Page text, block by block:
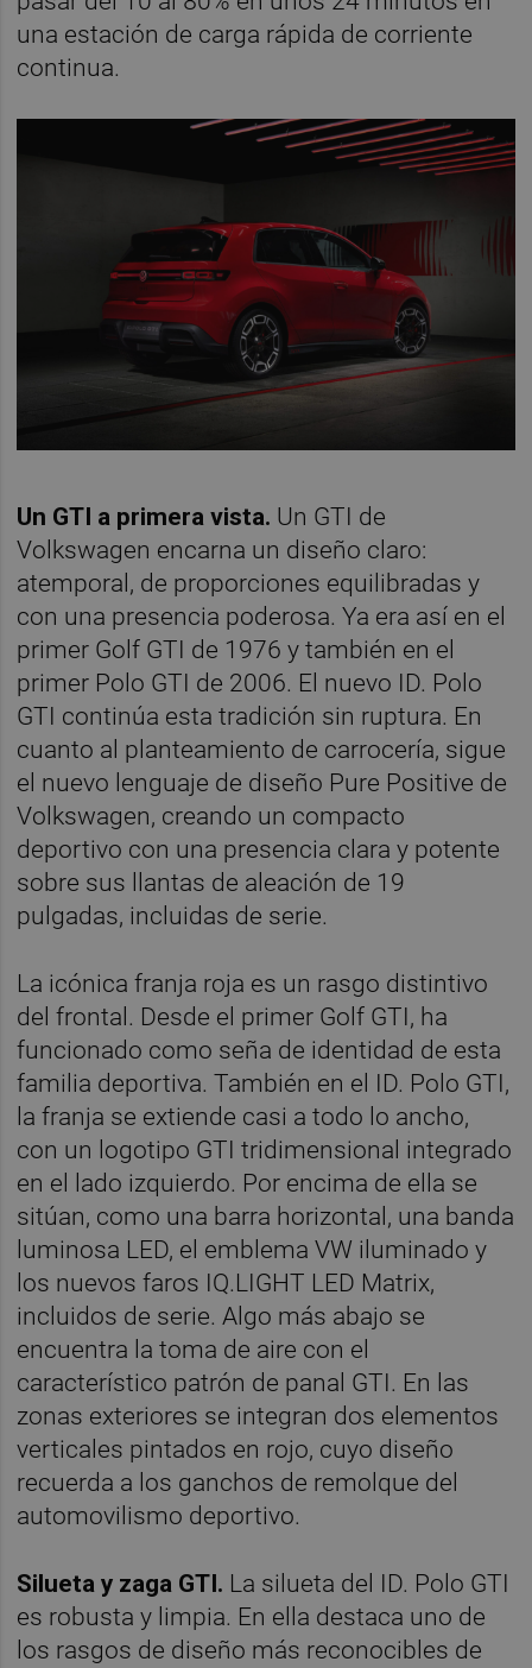
una estación de carga rápida de corriente
continua.
Un GTI a primera vista. Un GTI de
Volkswagen encarna un diseño claro:
atemporal, de proporciones equilibradas y
con una presencia poderosa. Ya era así en el
primer Golf GTI de 1976 y también en el
primer Polo GTI de 2006. El nuevo ID. Polo
GTI continúa esta tradición sin ruptura. En
cuanto al planteamiento de carrocería, sigue
el nuevo lenguaje de diseño Pure Positive de
Volkswagen, creando un compacto
deportivo con una presencia clara y potente
sobre sus llantas de aleación de 19
pulgadas, incluidas de serie.
La icónica franja roja es un rasgo distintivo
del frontal. Desde el primer Golf GTI, ha
funcionado como seña de identidad de esta
familia deportiva. También en el ID. Polo GTI,
la franja se extiende casi a todo lo ancho,
con un logotipo GTI tridimensional integrado
en el lado izquierdo. Por encima de ella se
sitúan, como una barra horizontal, una banda
luminosa LED, el emblema VW iluminado y
los nuevos faros IQ.LIGHT LED Matrix,
incluidos de serie. Algo más abajo se
encuentra la toma de aire con el
característico patrón de panal GTI. En las
zonas exteriores se integran dos elementos
verticales pintados en rojo, cuyo diseño
recuerda a los ganchos de remolque del
automovilismo deportivo.
Silueta y zaga GTI. La silueta del ID. Polo GTI
es robusta y limpia. En ella destaca uno de
los rasgos de diseño más reconocibles de